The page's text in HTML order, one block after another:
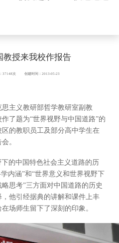
教授来我校作报告
37148次 创建时间：2013-05-23
主义教研部哲学教研室副教
了题为“世界视野与中国道路”的
的教职员工及部分高中学生在
。
的中国特色社会主义道路的历
内涵”和“世界意义和世界视野下
思考”三方面对中国道路的历史
他引经据典的讲解和课件上丰
场师生留下了深刻的印象。